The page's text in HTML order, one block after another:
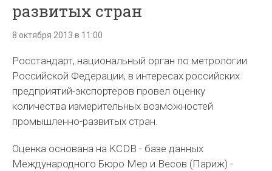
развитых стран
8 октября 2013 в 11:00
Росстандарт, национальный орган по метрологии
Российской Федерации, в интересах российских
предприятий-экспортеров провел оценку
количества измерительных возможностей
промышленно-развитых стран.
Оценка основана на KCDB - базе данных
Международного Бюро Мер и Весов (Париж) -